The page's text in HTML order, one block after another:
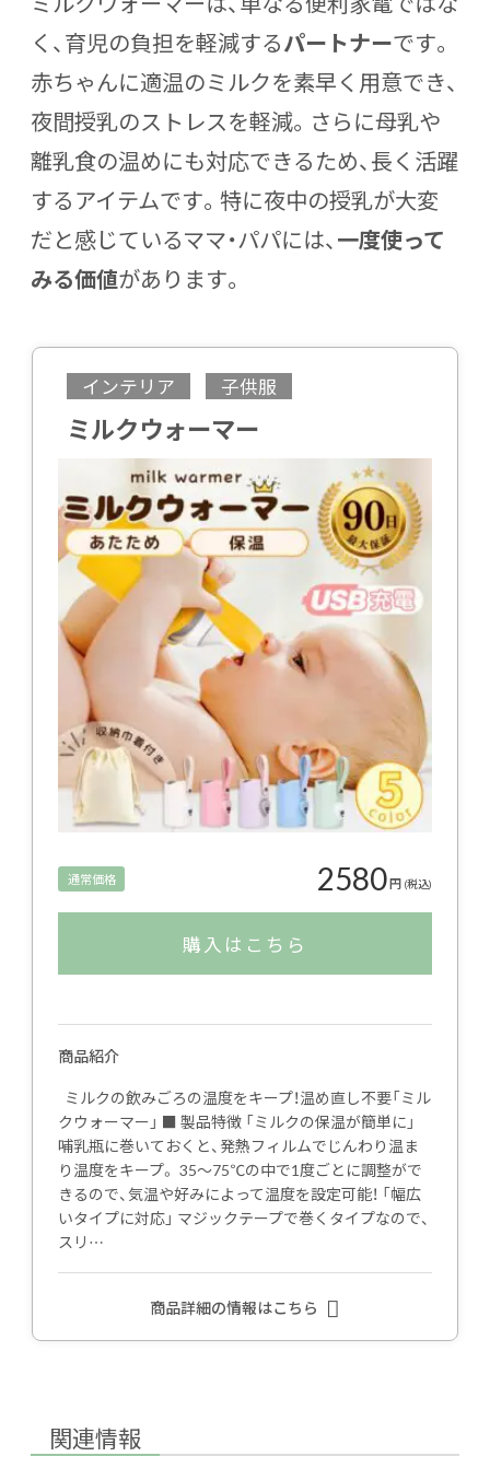
く、 育児の負担を軽減するパートナーです。
赤ちゃんに適温のミルクを素早く用意でき、
夜間授乳のストレスを軽減。さらに母乳や
離乳食の温めにも対応できるため、長く活躍
するアイテムです。特に夜中の授乳が大変
だと感じているママ・パパには、 一度使って
みる価値があります。
インテリア 子供服
ミルクウォーマー
通常価格 2580円 (税込)
購入はこちら
商品紹介
ミルクの飲みごろの温度をキープ！温め直し不要「ミル
クウォーマー」 ■ 製品特徴 「ミルクの保温が簡単に」
哺乳瓶に巻いておくと、発熱フィルムでじんわり温ま
り温度をキープ。 35〜75℃の中で1度ごとに調整がで
きるので、気温や好みによって温度を設定可能！ 「幅広
いタイプに対応」 マジックテープで巻くタイプなので、
スリ…
商品詳細の情報はこちら
関連情報